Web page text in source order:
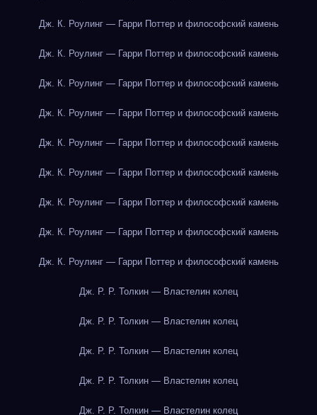
Дж. К. Роулинг — Гарри Поттер и философский камень
Дж. К. Роулинг — Гарри Поттер и философский камень
Дж. К. Роулинг — Гарри Поттер и философский камень
Дж. К. Роулинг — Гарри Поттер и философский камень
Дж. К. Роулинг — Гарри Поттер и философский камень
Дж. К. Роулинг — Гарри Поттер и философский камень
Дж. К. Роулинг — Гарри Поттер и философский камень
Дж. К. Роулинг — Гарри Поттер и философский камень
Дж. К. Роулинг — Гарри Поттер и философский камень
Дж. Р. Р. Толкин — Властелин колец
Дж. Р. Р. Толкин — Властелин колец
Дж. Р. Р. Толкин — Властелин колец
Дж. Р. Р. Толкин — Властелин колец
Дж. Р. Р. Толкин — Властелин колец